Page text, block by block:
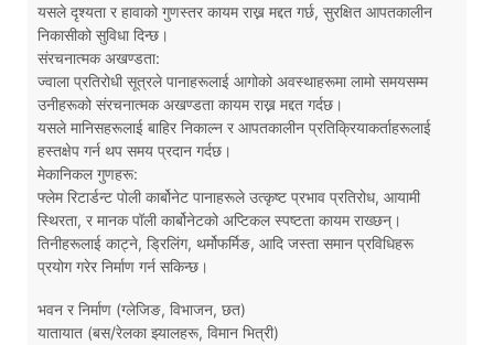
यसले दृश्यता र हावाको गुणस्तर कायम राख्न मद्दत गर्छ, सुरक्षित आपतकालीन
निकासीको सुविधा दिन्छ।
संरचनात्मक अखण्डता:
ज्वाला प्रतिरोधी सूत्रले पानाहरूलाई आगोको अवस्थाहरूमा लामो समयसम्म
उनीहरूको संरचनात्मक अखण्डता कायम राख्न मद्दत गर्दछ।
यसले मानिसहरूलाई बाहिर निकाल्न र आपतकालीन प्रतिक्रियाकर्ताहरूलाई
हस्तक्षेप गर्न थप समय प्रदान गर्दछ।
मेकानिकल गुणहरू:
फ्लेम रिटार्डन्ट पोली कार्बोनेट पानाहरूले उत्कृष्ट प्रभाव प्रतिरोध, आयामी
स्थिरता, र मानक पॉली कार्बोनेटको अप्टिकल स्पष्टता कायम राख्छन्।
तिनीहरूलाई काट्ने, ड्रिलिंग, थर्मोफर्मिङ, आदि जस्ता समान प्रविधिहरू
प्रयोग गरेर निर्माण गर्न सकिन्छ।
भवन र निर्माण (ग्लेजिङ, विभाजन, छत)
यातायात (बस/रेलका झ्यालहरू, विमान भित्री)